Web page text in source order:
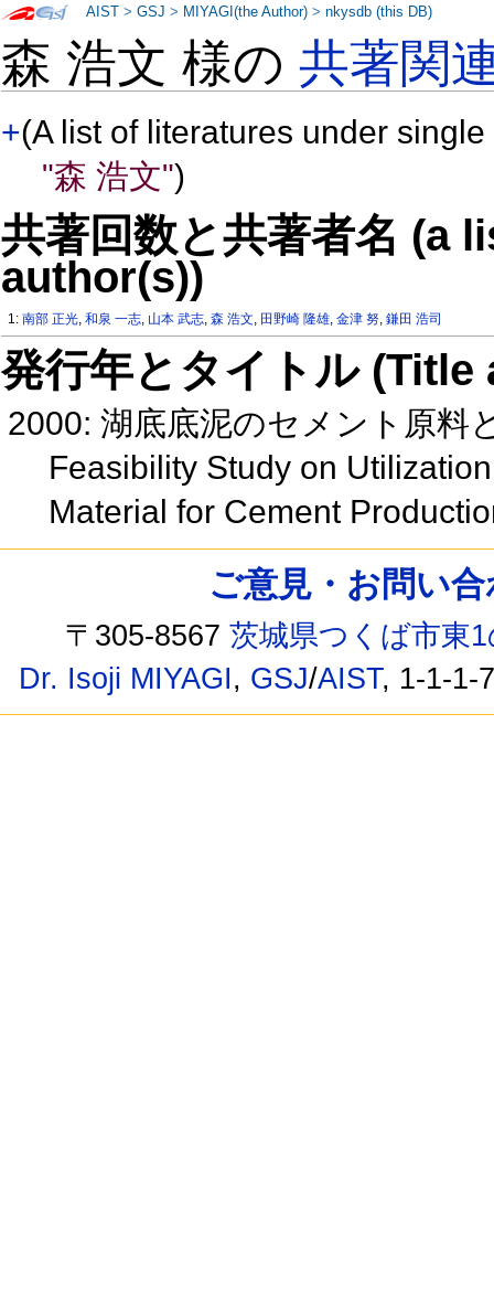
森 浩文 様の共著関
+(A list of literatures under
"森 浩文")
共著回数と共著者名 (a
author(s))
1:南部 正光,和泉 一志, 山本 武志,森 浩文, 田野崎 隆雄,金津 努,鎌田 浩司
発行年とタイトル
2000: 湖底底泥のセメント原料
Feasibility Study on
Material for Cement
AIST >GSJ > MIYAGI(the Author) >nkysdb (this DB)
ご意見・お問い
〒305-8567茨城県つくば市東
Dr. Isoji MIYAGI, GSJ/AIST, 1-1-1-